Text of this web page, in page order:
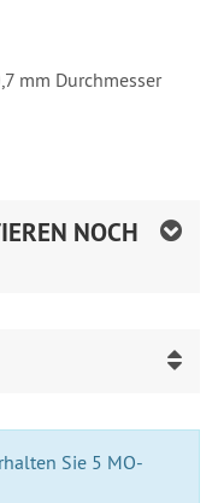
mm Durchmesser
NOCH
Sie 5 MO-